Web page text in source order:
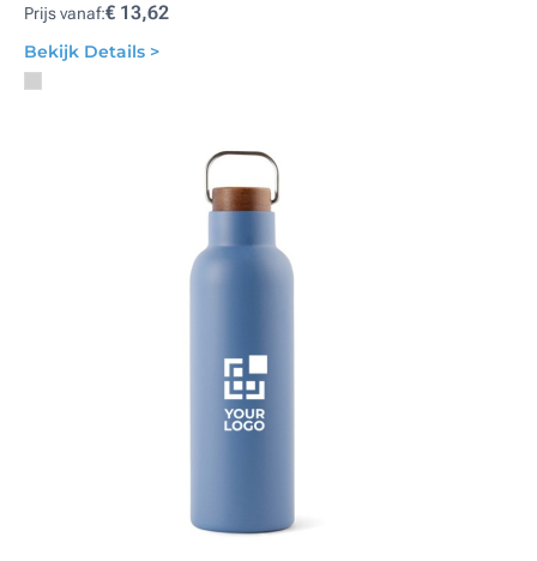
Prijs vanaf:€ 13,62
Bekijk Details >